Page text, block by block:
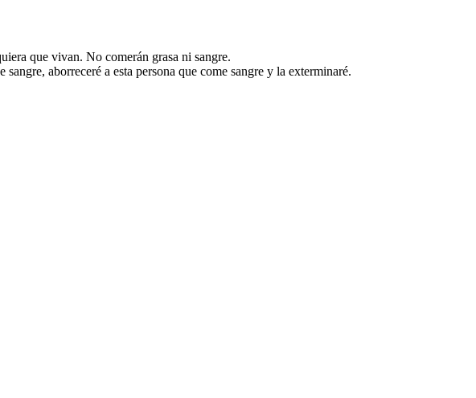
que vivan. No comerán grasa ni sangre.
aborreceré a esta persona que come sangre y la exterminaré.